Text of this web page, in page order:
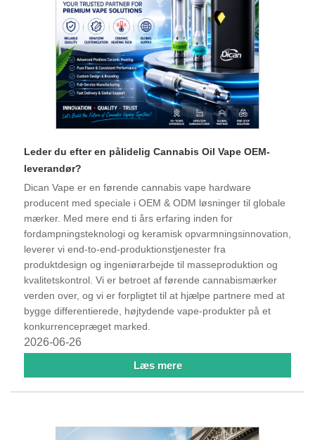
Leder du efter en pålidelig Cannabis Oil Vape OEM-
leverandør?
Dican Vape er en førende cannabis vape hardware
producent med speciale i OEM & ODM løsninger til globale
mærker. Med mere end ti års erfaring inden for
fordampningsteknologi og keramisk opvarmningsinnovation,
leverer vi end-to-end-produktionstjenester fra
produktdesign og ingeniørarbejde til masseproduktion og
kvalitetskontrol. Vi er betroet af førende cannabismærker
verden over, og vi er forpligtet til at hjælpe partnere med at
bygge differentierede, højtydende vape-produkter på et
konkurrencepræget marked.
2026-06-26
Læs mere